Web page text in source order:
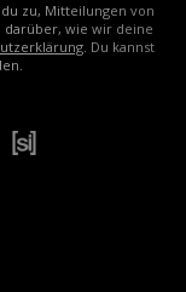
zu, Mitteilungen von
darüber, wie wir deine
. Du kannst